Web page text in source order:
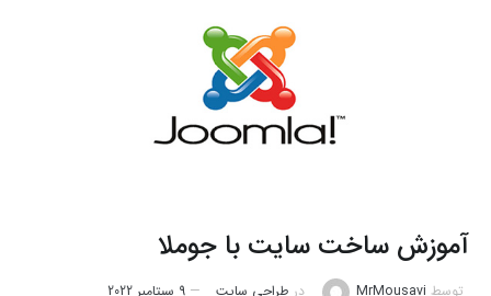
آموزش ساخت سایت با جوملا
توسط MrMousavi در طراحی سایت 9 سپتامبر 2022